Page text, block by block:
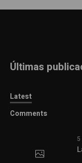
Últimas
Latest
Comments